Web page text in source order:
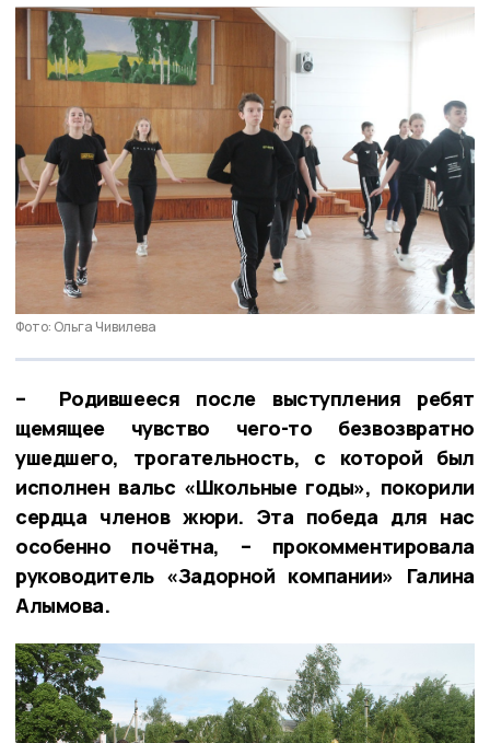
Фото: Ольга Чивилева
– Родившееся после выступления ребят
щемящее чувство чего-то безвозвратно
ушедшего, трогательность, с которой был
исполнен вальс «Школьные годы», покорили
сердца членов жюри. Эта победа для нас
особенно почётна, – прокомментировала
руководитель «Задорной компании» Галина
Алымова.